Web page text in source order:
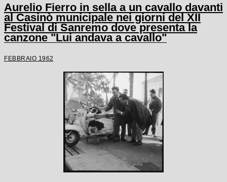
Aurelio Fierro in sella a un cavallo davanti
al Casinò municipale nei giorni del XII
Festival di Sanremo dove presenta la
canzone "Lui andava a cavallo"
FEBBRAIO 1962